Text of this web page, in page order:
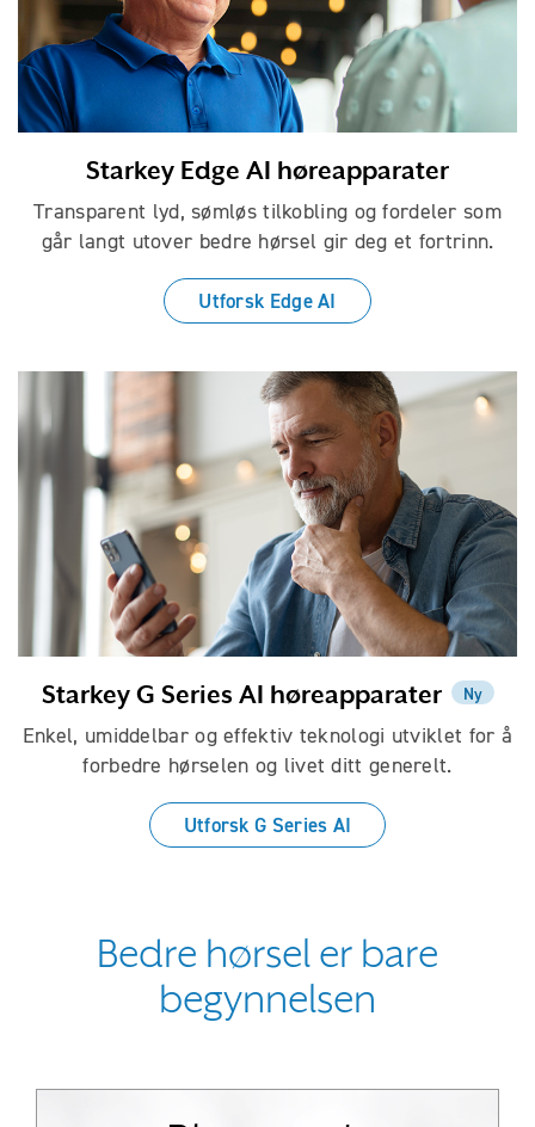
Starkey Edge AI høreapparater
Transparent lyd, sømløs tilkobling og fordeler som
går langt utover bedre hørsel gir deg et fortrinn.
Utforsk Edge AI
Starkey G Series AI høreapparater Ny
Enkel, umiddelbar og effektiv teknologi utviklet for å
forbedre hørselen og livet ditt generelt.
Utforsk G Series AI
Bedre hørsel er bare
begynnelsen